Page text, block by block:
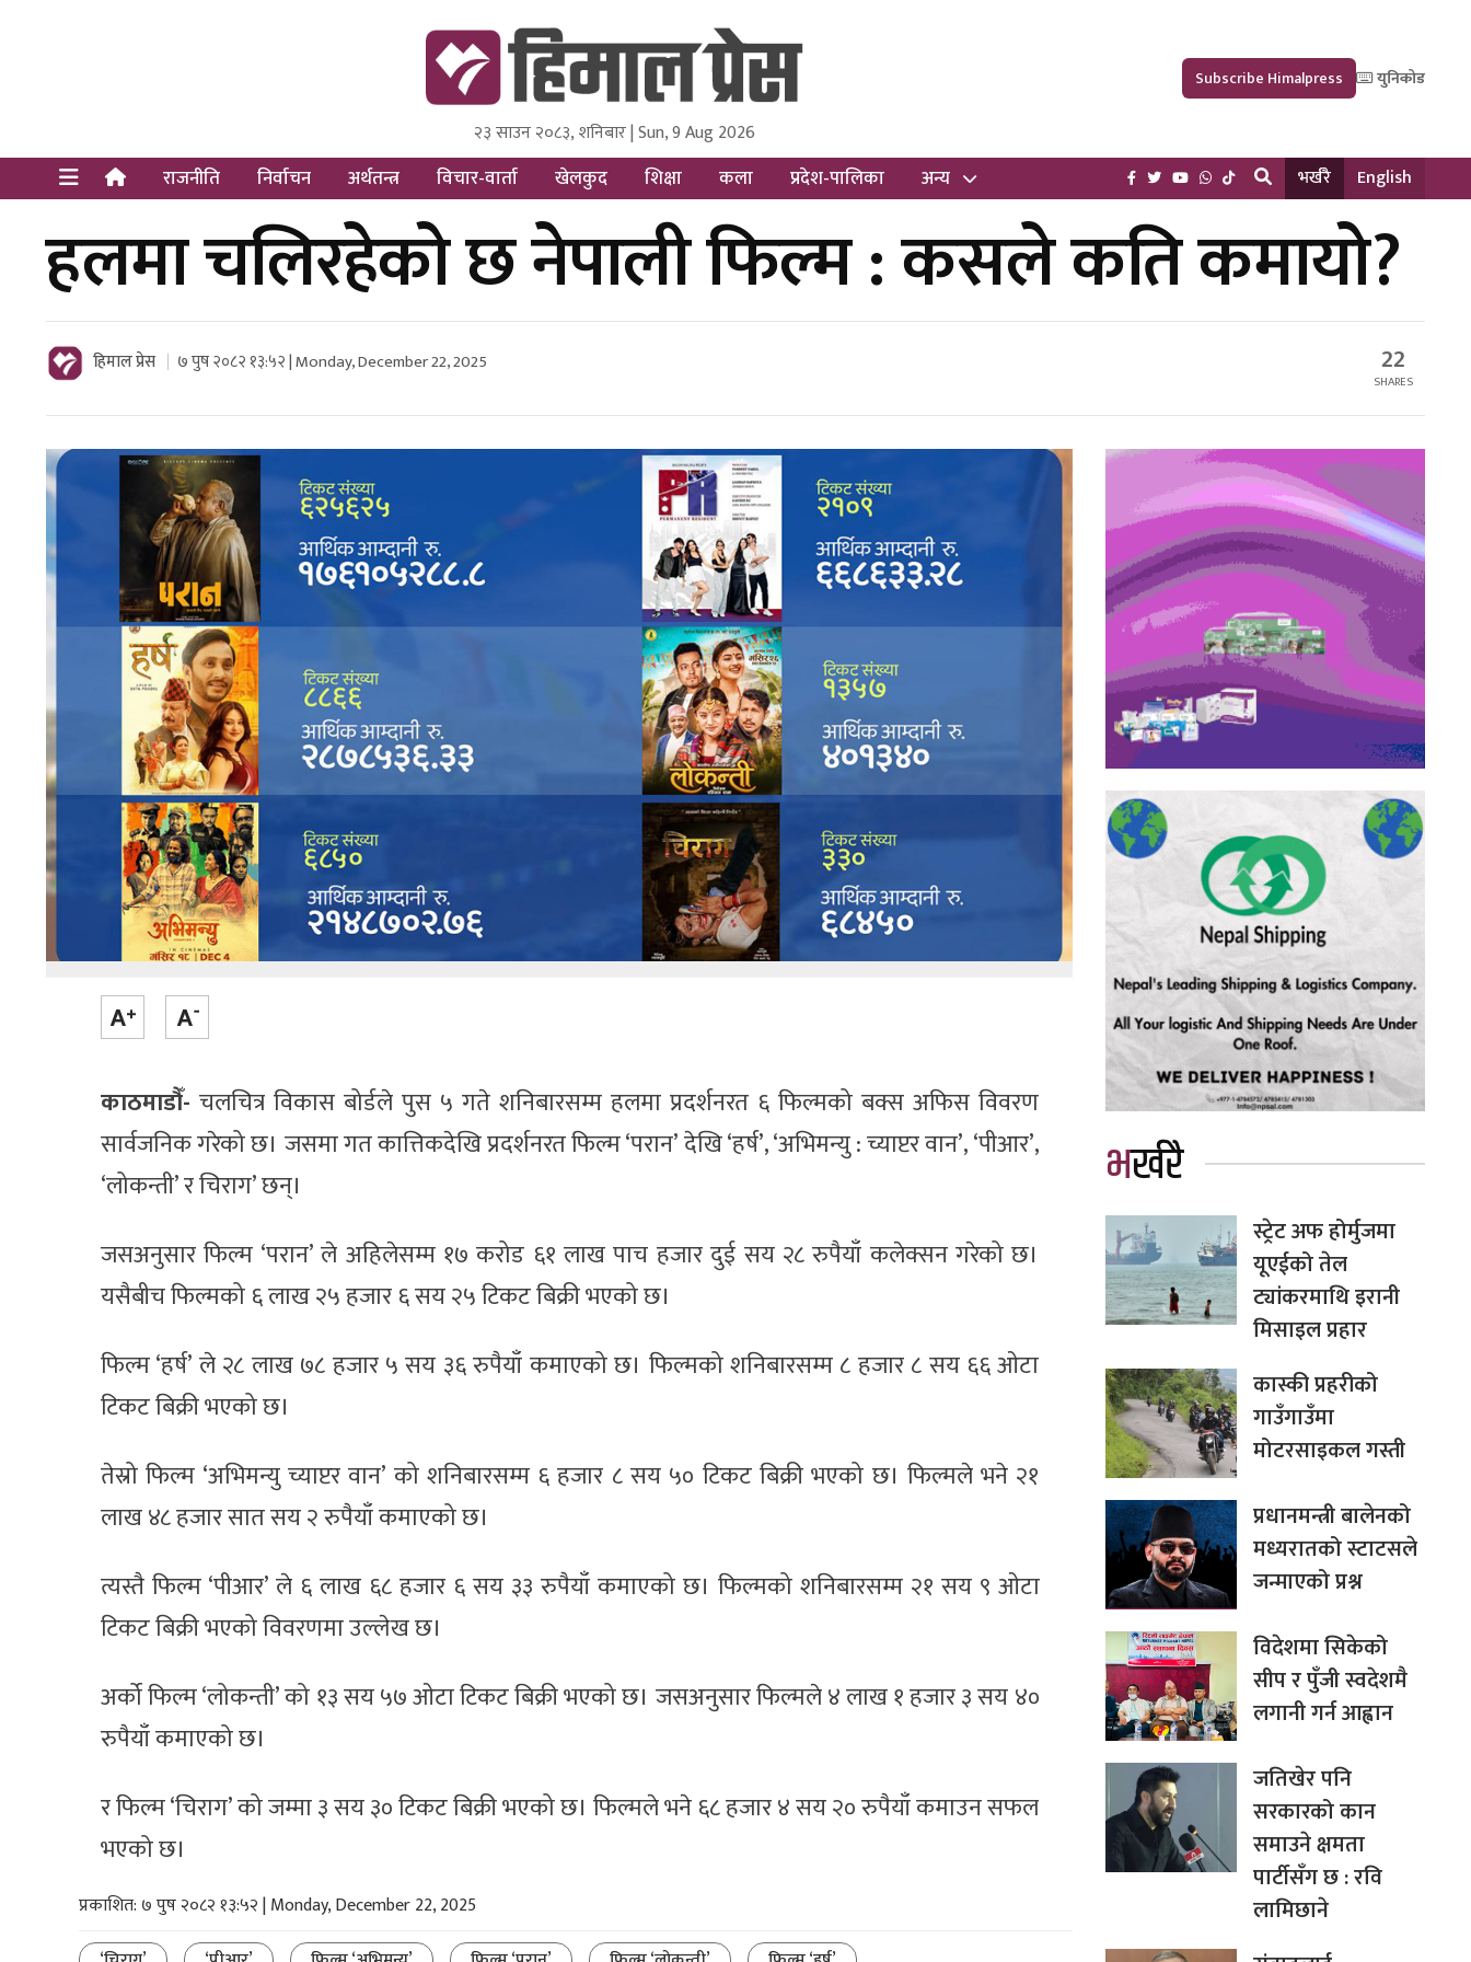
Himal Press
Dot NewsyNepal Media and Research Pvt Ltd.
२३ साउन २०८३, शनिबार | Sun, 9 Aug 2026
Subscribe Himalpress युनिकोड
राजनीति निर्वाचन अर्थतन्त्र विचार-वार्ता खेलकुद शिक्षा कला प्रदेश-पालिका अन्य भर्खरै English
हलमा चलिरहेको छ नेपाली फिल्म : कसले कति कमायो?
हिमाल प्रेस ७ पुष २०८२ १३:५२ | Monday, December 22, 2025 22
SHARES
काठमाडौँ- चलचित्र विकास बोर्डले पुस ५ गते शनिबारसम्म हलमा प्रदर्शनरत ६ फिल्मको बक्स अफिस विवरण
सार्वजनिक गरेको छ। जसमा गत कात्तिकदेखि प्रदर्शनरत फिल्म ‘परान’ देखि ‘हर्ष’, ‘अभिमन्यु : च्याप्टर वान’, ‘पीआर’,
‘लोकन्ती’ र चिराग’ छन्।
जसअनुसार फिल्म ‘परान’ ले अहिलेसम्म १७ करोड ६१ लाख पाच हजार दुई सय २८ रुपैयाँ कलेक्सन गरेको छ।
यसैबीच फिल्मको ६ लाख २५ हजार ६ सय २५ टिकट बिक्री भएको छ।
फिल्म ‘हर्ष’ ले २८ लाख ७८ हजार ५ सय ३६ रुपैयाँ कमाएको छ। फिल्मको शनिबारसम्म ८ हजार ८ सय ६६ ओटा
टिकट बिक्री भएको छ।
तेस्रो फिल्म ‘अभिमन्यु च्याप्टर वान’ को शनिबारसम्म ६ हजार ८ सय ५० टिकट बिक्री भएको छ। फिल्मले भने २१
लाख ४८ हजार सात सय २ रुपैयाँ कमाएको छ।
त्यस्तै फिल्म ‘पीआर’ ले ६ लाख ६८ हजार ६ सय ३३ रुपैयाँ कमाएको छ। फिल्मको शनिबारसम्म २१ सय ९ ओटा
टिकट बिक्री भएको विवरणमा उल्लेख छ।
अर्को फिल्म ‘लोकन्ती’ को १३ सय ५७ ओटा टिकट बिक्री भएको छ। जसअनुसार फिल्मले ४ लाख १ हजार ३ सय ४०
रुपैयाँ कमाएको छ।
र फिल्म ‘चिराग’ को जम्मा ३ सय ३० टिकट बिक्री भएको छ। फिल्मले भने ६८ हजार ४ सय २० रुपैयाँ कमाउन सफल
भएको छ।
प्रकाशित: ७ पुष २०८२ १३:५२ | Monday, December 22, 2025
भर्खरै
स्ट्रेट अफ होर्मुजमा
यूएईको तेल
ट्यांकरमाथि इरानी
मिसाइल प्रहार
कास्की प्रहरीको
गाउँगाउँमा
मोटरसाइकल गस्ती
प्रधानमन्त्री बालेनको
मध्यरातको स्टाटसले
जन्माएको प्रश्न
विदेशमा सिकेको
सीप र पुँजी स्वदेशमै
लगानी गर्न आह्वान
जतिखेर पनि
सरकारको कान
समाउने क्षमता
पार्टीसँग छ : रवि
लामिछाने